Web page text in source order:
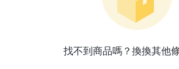
找不到商品嗎？換換其他